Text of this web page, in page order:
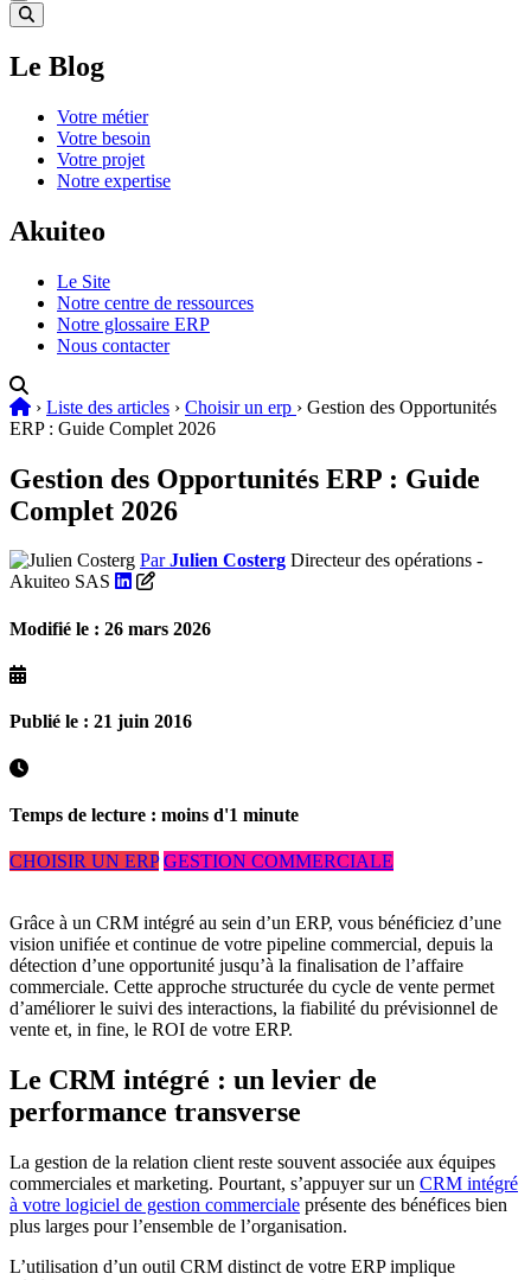
Le Blog
Votre métier
Votre besoin
Votre projet
Notre expertise
Akuiteo
Le Site
Notre centre de ressources
Notre glossaire ERP
Nous contacter
› Liste des articles › Choisir un erp › Gestion des Opportunités
ERP : Guide Complet 2026
Gestion des Opportunités ERP : Guide
Complet 2026
ParJulien Costerg Directeur des opérations -
Akuiteo SAS
Modifié le : 26 mars 2026
Publié le : 21 juin 2016
Temps de lecture : moins d'1 minute
CHOISIR UN ERP GESTION COMMERCIALE
Grâce à un CRM intégré au sein d’un ERP, vous bénéficiez d’une
vision unifiée et continue de votre pipeline commercial, depuis la
détection d’une opportunité jusqu’à la finalisation de l’affaire
commerciale. Cette approche structurée du cycle de vente permet
d’améliorer le suivi des interactions, la fiabilité du prévisionnel de
vente et, in fine, le ROI de votre ERP.
Le CRM intégré : un levier de
performance transverse
La gestion de la relation client reste souvent associée aux équipes
commerciales et marketing. Pourtant, s’appuyer sur un CRM intégré
à votre logiciel de gestion commerciale présente des bénéfices bien
plus larges pour l’ensemble de l’organisation.
L’utilisation d’un outil CRM distinct de votre ERP implique